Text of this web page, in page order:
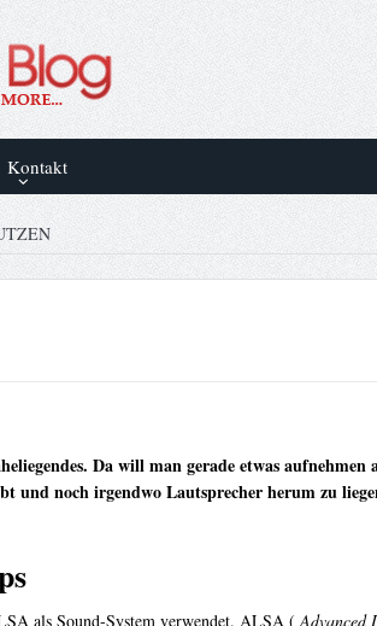
Kontakt
Da will man gerade etwas
und noch irgendwo Lautsprecher herum zu
als Sound-System verwendet. ALSA (Advanced